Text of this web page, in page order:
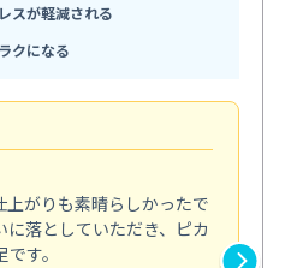
スが軽減される
クになる
上がりも素晴らしかったで
落としていただき、ピカ
す。